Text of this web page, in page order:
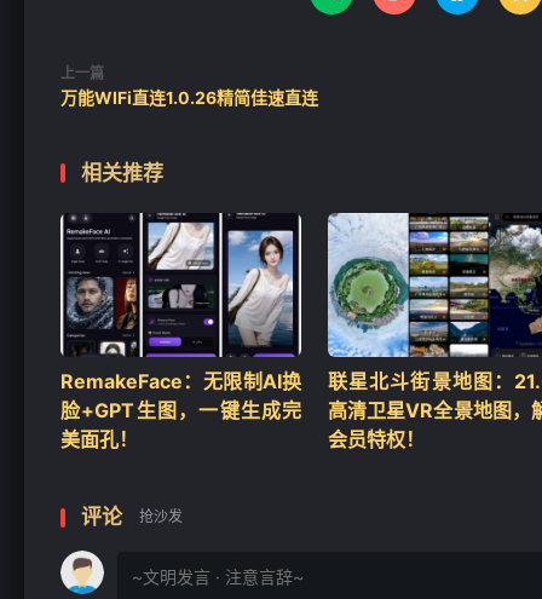
上一篇
万能WIFi直连1.0.26精简佳速直连
相关推荐
RemakeFace：无限制AI换
脸+GPT生图，一键生成完
美面孔！
联星北斗街景地图：
高清卫星VR全景地图，
会员特权！
评论 抢沙发